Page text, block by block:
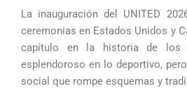
La inauguración del UNITED
ceremonias en Estados Unidos y
capítulo en la historia de los
esplendoroso en lo deportivo,
social que rompe esquemas y